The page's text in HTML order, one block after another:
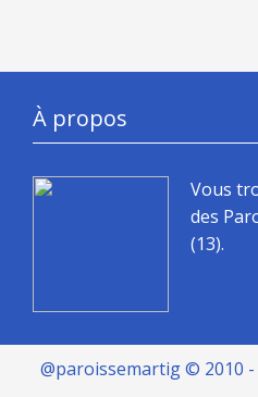
À propos
Vous
des
(13).
@paroissemartig © 2010